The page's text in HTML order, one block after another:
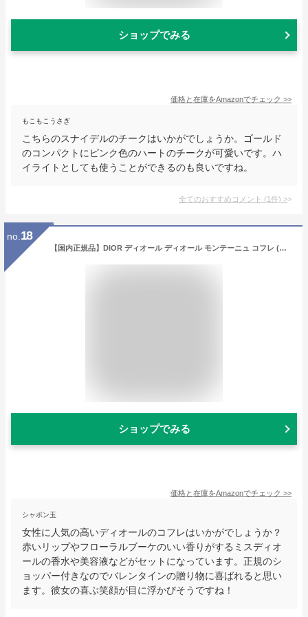
ショップでみる
価格と在庫をAmazonでチェック >>
もこもこうさぎ
こちらのスナイデルのチークはいかがでしょうか。ゴールド
のコンパクトにピンク色のハートのチークが可愛いです。ハ
イライトとしても使うことができるのも良いですね。
全てのおすすめコメント (1件) >
no. 18
【国内正規品】DIOR ディオール ディオール モンテーニュ コフレ (限定品) ミニチュア アイテムのギフト セット デパコス プレゼント ギフト ショッパー付き
ショップでみる
価格と在庫をAmazonでチェック >>
シャボン玉
女性に人気の高いディオールのコフレはいかがでしょうか？
赤いリップやフローラルブーケのいい香りがするミスディオ
ールの香水や美容液などがセットになっています。正規のシ
ョッパー付きなのでバレンタインの贈り物に喜ばれると思い
ます。彼女の喜ぶ笑顔が目に浮かびそうですね！